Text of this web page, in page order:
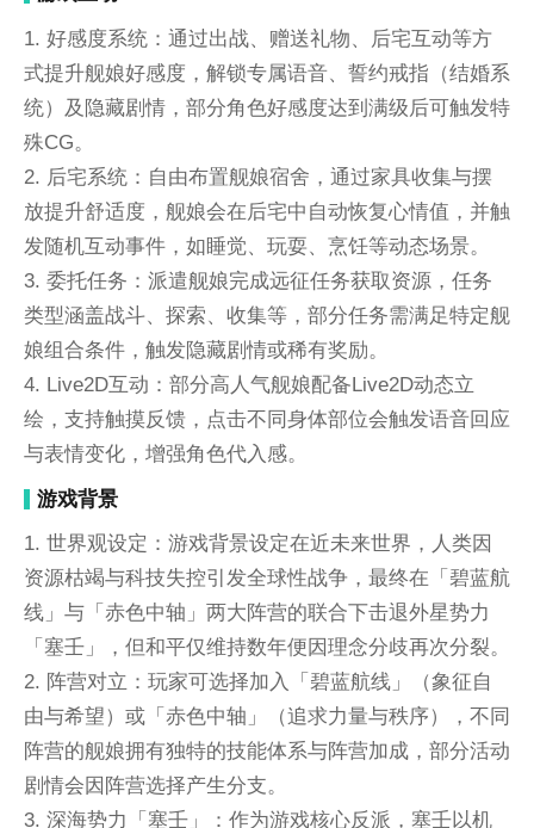
1. 好感度系统：通过出战、赠送礼物、后宅互动等方
式提升舰娘好感度，解锁专属语音、誓约戒指（结婚系
统）及隐藏剧情，部分角色好感度达到满级后可触发特
殊CG。
2. 后宅系统：自由布置舰娘宿舍，通过家具收集与摆
放提升舒适度，舰娘会在后宅中自动恢复心情值，并触
发随机互动事件，如睡觉、玩耍、烹饪等动态场景。
3. 委托任务：派遣舰娘完成远征任务获取资源，任务
类型涵盖战斗、探索、收集等，部分任务需满足特定舰
娘组合条件，触发隐藏剧情或稀有奖励。
4. Live2D互动：部分高人气舰娘配备Live2D动态立
绘，支持触摸反馈，点击不同身体部位会触发语音回应
与表情变化，增强角色代入感。
游戏背景
1. 世界观设定：游戏背景设定在近未来世界，人类因
资源枯竭与科技失控引发全球性战争，最终在「碧蓝航
线」与「赤色中轴」两大阵营的联合下击退外星势力
「塞壬」，但和平仅维持数年便因理念分歧再次分裂。
2. 阵营对立：玩家可选择加入「碧蓝航线」（象征自
由与希望）或「赤色中轴」（追求力量与秩序），不同
阵营的舰娘拥有独特的技能体系与阵营加成，部分活动
剧情会因阵营选择产生分支。
3. 深海势力「塞壬」：作为游戏核心反派，塞壬以机